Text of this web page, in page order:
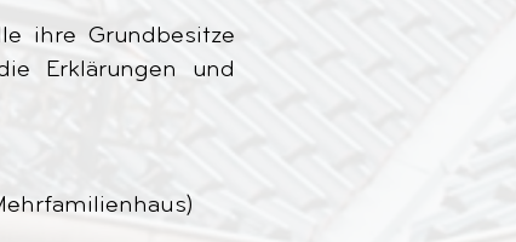
ihre Grundbesitze
Erklärungen und